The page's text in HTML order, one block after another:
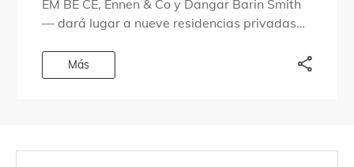
EM BE CE, Ennen & Co y Dangar Barin Smith
— dará lugar a nueve residencias privadas
Más